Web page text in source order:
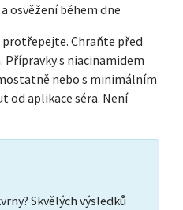
osvěžení během dne
Chraňte před
s niacinamidem
nebo s minimálním
od aplikace séra. Není
Skvělých výsledků